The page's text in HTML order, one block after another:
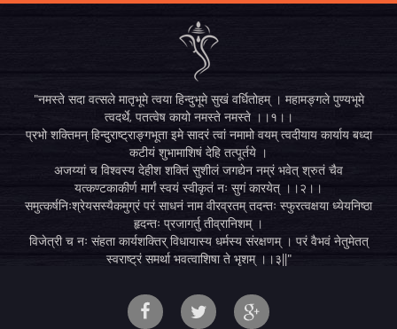
"नमस्ते सदा वत्सले मातृभूमे त्वया हिन्दुभूमे सुखं वर्धितोहम् । महामङ्गले पुण्यभूमे
त्वदर्थे, पतत्वेष कायो नमस्ते नमस्ते ।।१।।
प्रभो शक्तिमन् हिन्दुराष्ट्राङ्गभूता इमे सादरं त्वां नमामो वयम् त्वदीयाय कार्याय बध्दा
कटीयं शुभामाशिषं देहि तत्पूर्तये ।
अजय्यां च विश्वस्य देहीश शक्तिं सुशीलं जगद्येन नम्रं भवेत् श्रुतं चैव
यत्कण्टकाकीर्ण मार्गं स्वयं स्वीकृतं नः सुगं कारयेत् ।।२।।
समुत्कर्षनिःश्रेयसस्यैकमुग्रं परं साधनं नाम वीरव्रतम् तदन्तः स्फुरत्वक्षया ध्येयनिष्ठा
हृदन्तः प्रजागर्तु तीव्रानिशम् ।
विजेत्री च नः संहता कार्यशक्तिर् विधायास्य धर्मस्य संरक्षणम् । परं वैभवं नेतुमेतत्
स्वराष्ट्रं समर्था भवत्वाशिषा ते भृशम् ।।३||"